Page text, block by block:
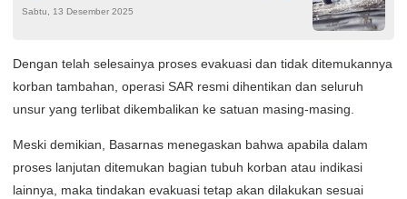
Tengah
Sabtu, 13 Desember 2025
Dengan telah selesainya proses evakuasi dan tidak ditemukannya
korban tambahan, operasi SAR resmi dihentikan dan seluruh
unsur yang terlibat dikembalikan ke satuan masing-masing.
Meski demikian, Basarnas menegaskan bahwa apabila dalam
proses lanjutan ditemukan bagian tubuh korban atau indikasi
lainnya, maka tindakan evakuasi tetap akan dilakukan sesuai